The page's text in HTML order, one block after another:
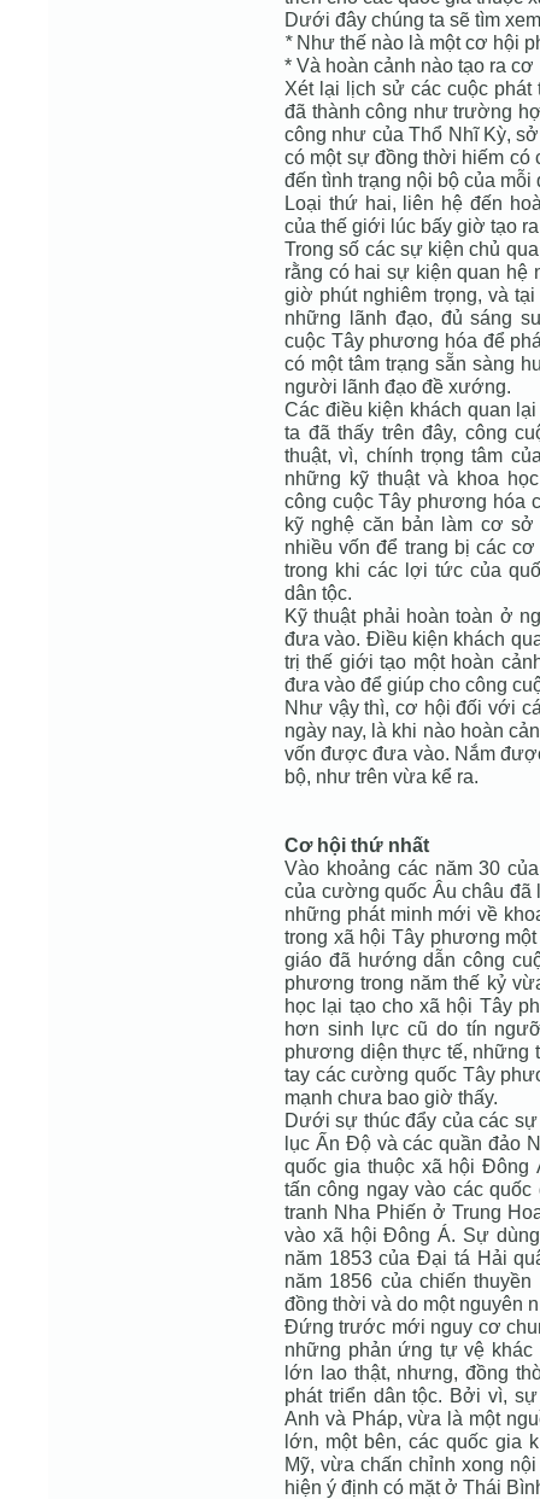
Dưới đây chúng ta sẽ tìm
* Như thế nào là một cơ hội
* Và hoàn cảnh nào tạo ra cơ
Xét lại lịch sử các cuộc
đã thành công như trường
công như của Thổ Nhĩ Kỳ,
có một sự đồng thời hiếm có
đến tình trạng nội bộ của
Loại thứ hai, liên hệ đến
của thế giới lúc bấy giờ tạo
Trong số các sự kiện chủ
rằng có hai sự kiện quan hệ
giờ phút nghiêm trọng, và
những lãnh đạo, đủ sáng
cuộc Tây phương hóa để
có một tâm trạng sẵn sàng
người lãnh đạo đề xướng.
Các điều kiện khách quan
ta đã thấy trên đây, công
thuật, vì, chính trọng tâm
những kỹ thuật và khoa
công cuộc Tây phương hóa
kỹ nghệ căn bản làm cơ sở
nhiều vốn để trang bị các
trong khi các lợi tức của
dân tộc.
Kỹ thuật phải hoàn toàn ở
đưa vào. Điều kiện khách
trị thế giới tạo một hoàn
đưa vào để giúp cho công
Như vậy thì, cơ hội đối với
ngày nay, là khi nào hoàn
vốn được đưa vào. Nắm
bộ, như trên vừa kể ra.
Cơ hội thứ nhất
Vào khoảng các năm 30
của cường quốc Âu châu đã
những phát minh mới về
trong xã hội Tây phương
giáo đã hướng dẫn công
phương trong năm thế kỷ
học lại tạo cho xã hội Tây
hơn sinh lực cũ do tín
phương diện thực tế, những
tay các cường quốc Tây
mạnh chưa bao giờ thấy.
Dưới sự thúc đẩy của các
lục Ấn Độ và các quần đảo
quốc gia thuộc xã hội
tấn công ngay vào các
tranh Nha Phiến ở Trung
vào xã hội Đông Á. Sự
năm 1853 của Đại tá Hải
năm 1856 của chiến
đồng thời và do một nguyên
Đứng trước mới nguy cơ
những phản ứng tự vệ
lớn lao thật, nhưng, đồng
phát triển dân tộc. Bởi vì,
Anh và Pháp, vừa là một
lớn, một bên, các quốc gia
Mỹ, vừa chấn chỉnh xong
hiện ý định có mặt ở Thái